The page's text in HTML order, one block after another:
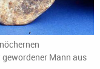
Mann aus